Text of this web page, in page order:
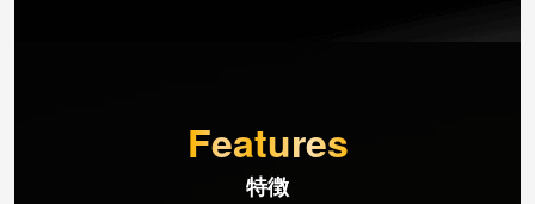
Features
特徴